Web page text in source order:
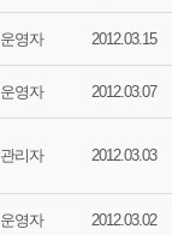
운영자 2012.03.15
운영자 2012.03.07
관리자 2012.03.03
운영자 2012.03.02